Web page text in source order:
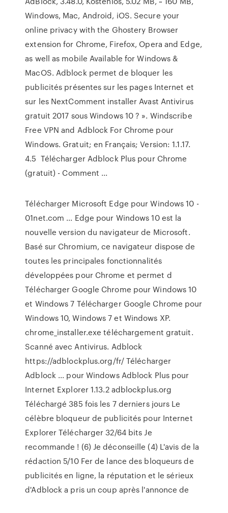
Windows, Mac, Android, iOS. Secure your
online privacy with the Ghostery Browser
extension for Chrome, Firefox, Opera and Edge,
as well as mobile Available for Windows &
MacOS. Adblock permet de bloquer les
publicités présentes sur les pages Internet et
sur les NextComment installer Avast Antivirus
gratuit 2017 sous Windows 10 ? ». Windscribe
Free VPN and Adblock For Chrome pour
Windows. Gratuit; en Français; Version: 1.1.17.
4.5 Télécharger Adblock Plus pour Chrome
(gratuit) - Comment ...
Télécharger Microsoft Edge pour Windows 10 -
01net.com ... Edge pour Windows 10 est la
nouvelle version du navigateur de Microsoft.
Basé sur Chromium, ce navigateur dispose de
toutes les principales fonctionnalités
développées pour Chrome et permet d
Télécharger Google Chrome pour Windows 10
et Windows 7 Télécharger Google Chrome pour
Windows 10, Windows 7 et Windows XP.
chrome_installer.exe téléchargement gratuit.
Scanné avec Antivirus. Adblock
https://adblockplus.org/fr/ Télécharger
Adblock ... pour Windows Adblock Plus pour
Internet Explorer 1.13.2 adblockplus.org
Téléchargé 385 fois les 7 derniers jours Le
célèbre bloqueur de publicités pour Internet
Explorer Télécharger 32/64 bits Je
recommande ! (6) Je déconseille (4) L'avis de la
rédaction 5/10 Fer de lance des bloqueurs de
publicités en ligne, la réputation et le sérieux
d'Adblock a pris un coup après l'annonce de